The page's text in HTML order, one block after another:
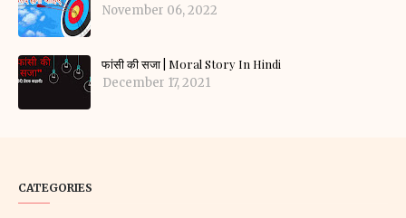
November 06, 2022
फांसी की सजा | Moral Story In Hindi
December 17, 2021
CATEGORIES